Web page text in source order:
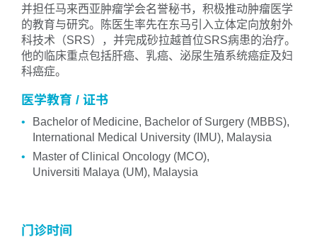
并担任马来西亚肿瘤学会名誉秘书，积极推动肿瘤医学
的教育与研究。陈医生率先在东马引入立体定向放射外
科技术（SRS），并完成砂拉越首位SRS病患的治疗。
他的临床重点包括肝癌、乳癌、泌尿生殖系统癌症及妇
科癌症。
医学教育 / 证书
Bachelor of Medicine, Bachelor of Surgery (MBBS),
International Medical University (IMU), Malaysia
Master of Clinical Oncology (MCO),
Universiti Malaya (UM), Malaysia
门诊时间